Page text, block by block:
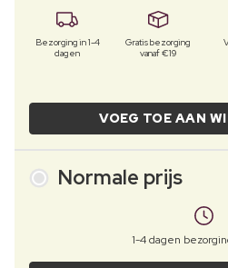
Bezorging in 1-4
dagen
Gratis bezorging
vanaf €19
VOEG TOE AAN
Normale prijs
1-4 dagen